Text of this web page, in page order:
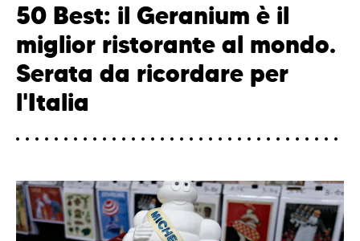
50 Best: il Geranium è il
miglior ristorante al mondo.
Serata da ricordare per
l'Italia